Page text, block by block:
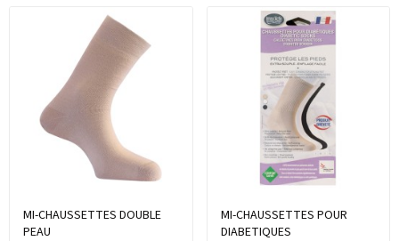
MI-CHAUSSETTES DOUBLE
PEAU
MI-CHAUSSETTES POUR
DIABETIQUES